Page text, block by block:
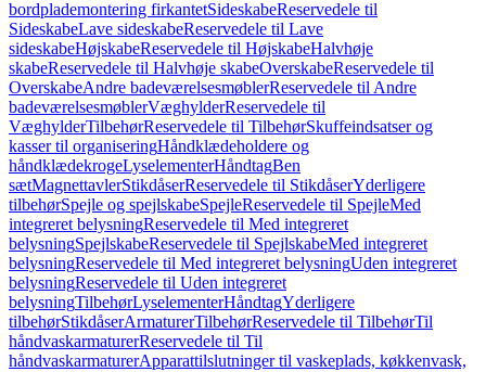
bordplademontering firkantetSideskabeReservedele til
SideskabeLave sideskabeReservedele til Lave
sideskabeHøjskabeReservedele til HøjskabeHalvhøje
skabeReservedele til Halvhøje skabeOverskabeReservedele til
OverskabeAndre badeværelsesmøblerReservedele til Andre
badeværelsesmøblerVæghylderReservedele til
VæghylderTilbehørReservedele til TilbehørSkuffeindsatser og
kasser til organiseringHåndklædeholdere og
håndklædekrogeLyselementerHåndtagBen
sætMagnettavlerStikdåserReservedele til StikdåserYderligere
tilbehørSpejle og spejlskabeSpejleReservedele til SpejleMed
integreret belysningReservedele til Med integreret
belysningSpejlskabeReservedele til SpejlskabeMed integreret
belysningReservedele til Med integreret belysningUden integreret
belysningReservedele til Uden integreret
belysningTilbehørLyselementerHåndtagYderligere
tilbehørStikdåserArmaturerTilbehørReservedele til TilbehørTil
håndvaskarmaturerReservedele til Til
håndvaskarmaturerApparattilslutninger til vaskeplads, køkkenvask,